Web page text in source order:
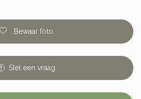
Bewaar foto
Stel een vraag